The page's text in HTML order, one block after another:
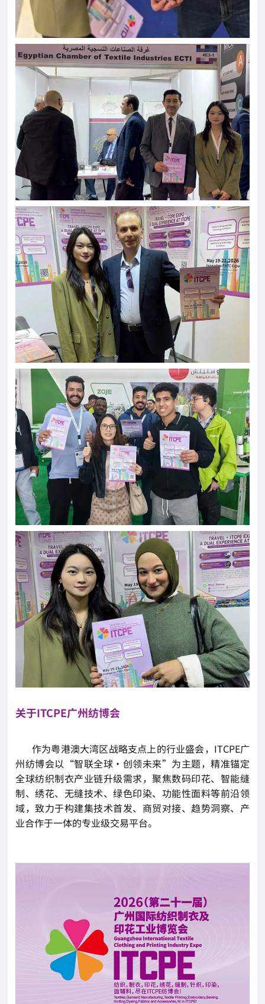
关于ITCPE广州纺博会
作为粤港澳大湾区战略支点上的行业盛会，ITCPE广
州纺博会以“智联全球·创领未来”为主题，精准锚定
全球纺织制衣产业链升级需求，聚焦数码印花、智能缝
制、绣花、无缝技术、绿色印染、功能性面料等前沿领
域，致力于构建集技术首发、商贸对接、趋势洞察、产
业合作于一体的专业级交易平台。